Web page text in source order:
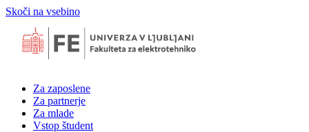
Skoči na vsebino
Za zaposlene
Za partnerje
Za mlade
Vstop študent